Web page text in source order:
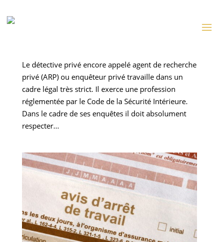
Le détective privé encore appelé agent de recherche
privé (ARP) ou enquêteur privé travaille dans un
cadre légal très strict. Il exerce une profession
réglementée par le Code de la Sécurité Intérieure.
Dans le cadre de ses enquêtes il doit absolument
respecter...